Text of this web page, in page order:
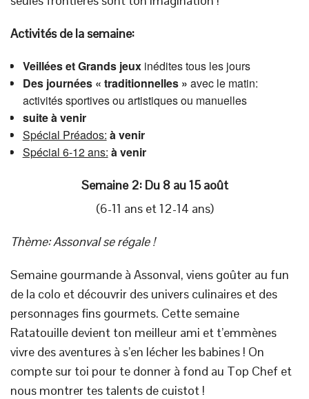
Activités de la semaine:
Veilléeset Grands jeuxinédites tous les jours
Des journées « traditionnelles » avec le matin:
activités sportives ou artistiques ou manuelles
suite à venir
Spécial Préados: à venir
Spécial 6-12 ans: à venir
Semaine 2: Du 8 au 15 août
(6-11 ans et 12-14 ans)
Thème: Assonval se régale !
Semaine gourmande à Assonval, viens goûter au fun
de la colo et découvrir des univers culinaires et des
personnages fins gourmets. Cette semaine
Ratatouille devient ton meilleur ami et t’emmènes
vivre des aventures à s’en lécher les babines ! On
compte sur toi pour te donner à fond au Top Chef et
nous montrer tes talents de cuistot !